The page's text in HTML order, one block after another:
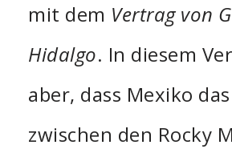
mit dem Vertrag von
Hidalgo. In diesem
aber, dass Mexiko
zwischen den Rocky